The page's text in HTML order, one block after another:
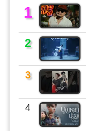
1
2
3
4